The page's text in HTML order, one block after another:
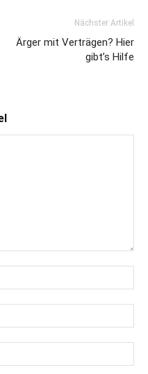
Nächster Artikel
Ärger mit Verträgen? Hier
gibt’s Hilfe